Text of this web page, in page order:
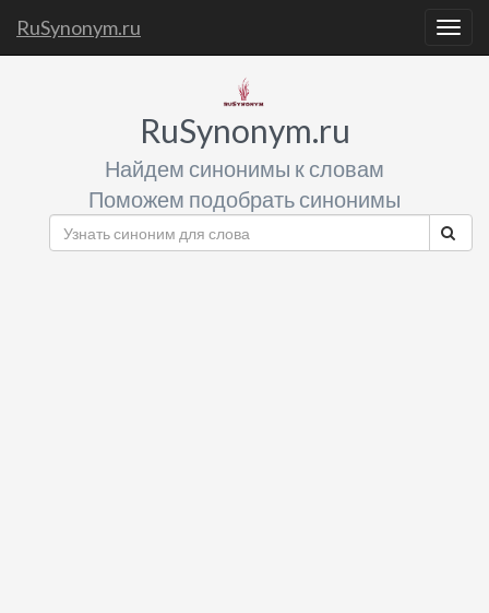
RuSynonym.ru
RuSynonym.ru
Найдем синонимы к словам
Поможем подобрать синонимы